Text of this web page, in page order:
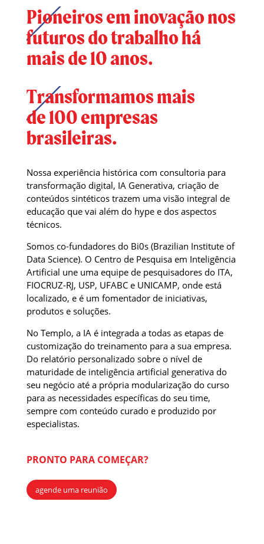
Pioneiros em inovação nos
futuros do trabalho há
mais de 10 anos.
Transformamos mais
de 100 empresas
brasileiras.
Nossa experiência histórica com consultoria para
transformação digital, IA Generativa, criação de
conteúdos sintéticos trazem uma visão integral de
educação que vai além do hype e dos aspectos
técnicos.
Somos co-fundadores do Bi0s (Brazilian Institute of
Data Science). O Centro de Pesquisa em Inteligência
Artificial une uma equipe de pesquisadores do ITA,
FIOCRUZ-RJ, USP, UFABC e UNICAMP, onde está
localizado, e é um fomentador de iniciativas,
produtos e soluções.
No Templo, a IA é integrada a todas as etapas de
customização do treinamento para a sua empresa.
Do relatório personalizado sobre o nível de
maturidade de inteligência artificial generativa do
seu negócio até a própria modularização do curso
para as necessidades específicas do seu time,
sempre com conteúdo curado e produzido por
especialistas.
PRONTO PARA COMEÇAR?
agende uma reunião